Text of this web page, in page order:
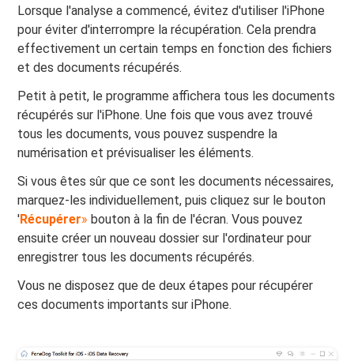
Lorsque l'analyse a commencé, évitez d'utiliser l'iPhone
pour éviter d'interrompre la récupération. Cela prendra
effectivement un certain temps en fonction des fichiers
et des documents récupérés.
Petit à petit, le programme affichera tous les documents
récupérés sur l'iPhone. Une fois que vous avez trouvé
tous les documents, vous pouvez suspendre la
numérisation et prévisualiser les éléments.
Si vous êtes sûr que ce sont les documents nécessaires,
marquez-les individuellement, puis cliquez sur le bouton
'Récupérer» bouton à la fin de l'écran. Vous pouvez
ensuite créer un nouveau dossier sur l'ordinateur pour
enregistrer tous les documents récupérés.
Vous ne disposez que de deux étapes pour récupérer
ces documents importants sur iPhone.